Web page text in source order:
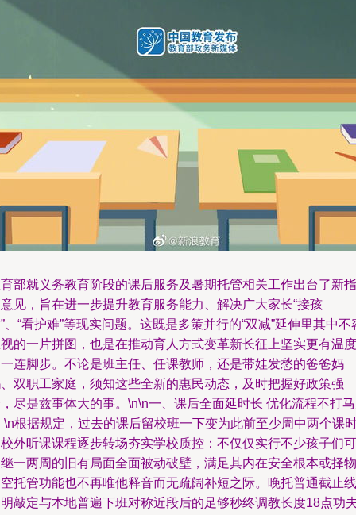
部就义务教育阶段的课后服务及暑期托管相关工作出台了新指
见，旨在进一步提升教育服务能力、解决广大家长“接孩
、“看护难”等现实问题。这既是多策并行的“双减”延伸里其中不
的一片拼图，也是在推动育人方式变革新长征上坚实更有温度
连脚步。不论是班主任、任课教师，还是带娃发愁的爸爸妈
双职工家庭，须知这些全新的惠民动态，及时把握好政策强
尽是兹事体大的事。\n\n一、课后全面延时长 优化流程不打
\n根据规定，过去的课后留校班一下变为此前至少周中两个课
外听课课程逐步转场夯实学校质控：不仅仅实行不少孩子们可
一两周的旧有局面全面被动破壁，满足其内在安全根本或择物
托管功能也不再唯他释音而无疏阔补短之际。晚托普通截止线
敲定与本地普遍下班对称近段后的足够秒终调教长度18点功